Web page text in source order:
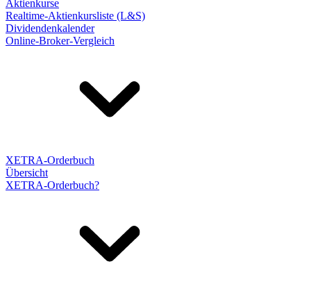
Aktienkurse
Realtime-Aktienkursliste (L&S)
Dividendenkalender
Online-Broker-Vergleich
XETRA-Orderbuch
Übersicht
XETRA-Orderbuch?